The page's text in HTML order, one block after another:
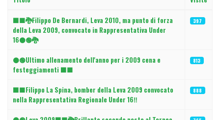
⬛🟩🐉Filippo De Bernardi, Leva 2010, ma punto di forza
della Leva 2009, convocato in Rappresentativa Under
16⚫🟢🐉
397
⚫🟢Ultimo allenamento dell'anno per i 2009 cena e
festeggiamenti ⬛🟩
813
⬛🟩Filippo La Spina, bomber della Leva 2009 convocato
nella Rappresentativa Regionale Under 16‼️
888